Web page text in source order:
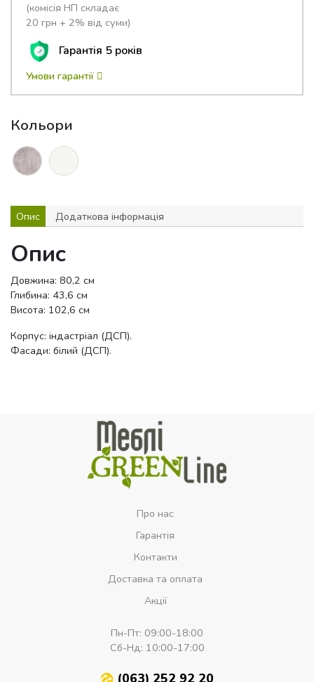
(комісія НП складає
20 грн + 2% від суми)
Гарантія 5 років
Умови гарантії
Кольори
Опис Додаткова інформація
Опис
Довжина: 80,2 см
Глибина: 43,6 см
Висота: 102,6 см
Корпус: індастріал (ДСП).
Фасади: білий (ДСП).
Про нас
Гарантія
Контакти
Доставка та оплата
Акції
Пн-Пт: 09:00-18:00
Сб-Нд: 10:00-17:00
(063) 252 92 20